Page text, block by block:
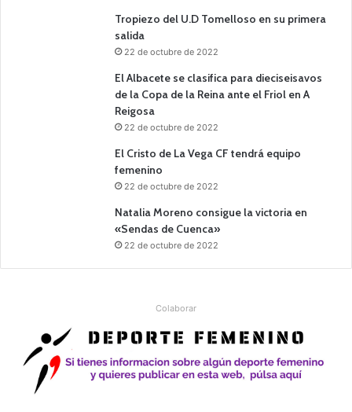
Tropiezo del U.D Tomelloso en su primera
salida
22 de octubre de 2022
El Albacete se clasifica para dieciseisavos
de la Copa de la Reina ante el Friol en A
Reigosa
22 de octubre de 2022
El Cristo de La Vega CF tendrá equipo
femenino
22 de octubre de 2022
Natalia Moreno consigue la victoria en
«Sendas de Cuenca»
22 de octubre de 2022
Colaborar